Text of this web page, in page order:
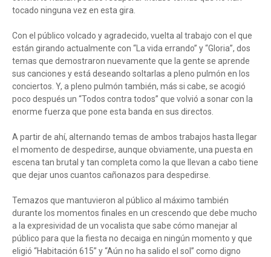
tocado ninguna vez en esta gira.
Con el público volcado y agradecido, vuelta al trabajo con el que
están girando actualmente con “La vida errando” y “Gloria”, dos
temas que demostraron nuevamente que la gente se aprende
sus canciones y está deseando soltarlas a pleno pulmón en los
conciertos. Y, a pleno pulmón también, más si cabe, se acogió
poco después un “Todos contra todos” que volvió a sonar con la
enorme fuerza que pone esta banda en sus directos.
A partir de ahí, alternando temas de ambos trabajos hasta llegar
el momento de despedirse, aunque obviamente, una puesta en
escena tan brutal y tan completa como la que llevan a cabo tiene
que dejar unos cuantos cañonazos para despedirse.
Temazos que mantuvieron al público al máximo también
durante los momentos finales en un crescendo que debe mucho
a la expresividad de un vocalista que sabe cómo manejar al
público para que la fiesta no decaiga en ningún momento y que
eligió “Habitación 615” y “Aún no ha salido el sol” como digno